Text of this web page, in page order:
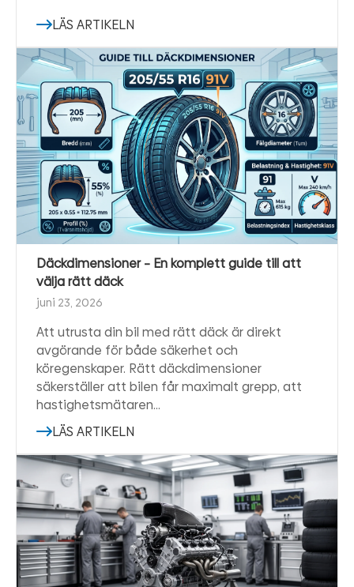
LÄS ARTIKELN
Däckdimensioner – En komplett guide till att
välja rätt däck
juni 23, 2026
Att utrusta din bil med rätt däck är direkt
avgörande för både säkerhet och
köregenskaper. Rätt däckdimensioner
säkerställer att bilen får maximalt grepp, att
hastighetsmätaren…
LÄS ARTIKELN